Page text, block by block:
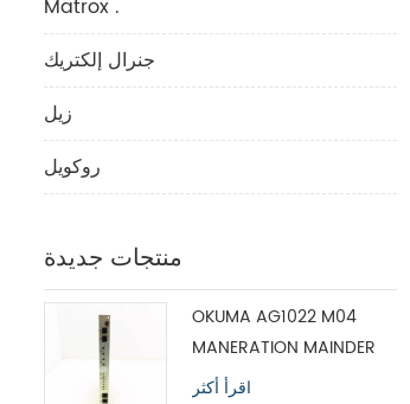
Matrox .
جنرال إلكتريك
زيل
روكويل
منتجات جديدة
OKUMA AG1022 M04
MANERATION MAINDER
MODULE H1102P-2
اقرأ أكثر